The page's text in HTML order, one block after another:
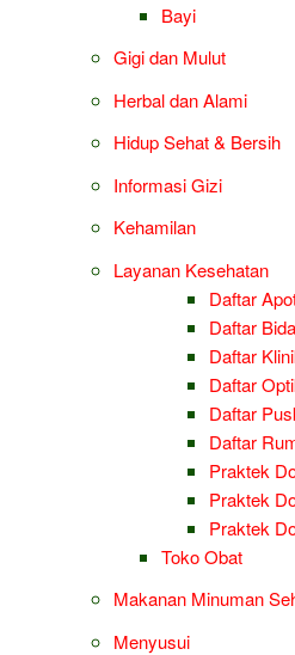
Bayi
Gigi dan Mulut
Herbal dan Alami
Hidup Sehat & Bersih
Informasi Gizi
Kehamilan
Layanan Kesehatan
Daftar
Daftar
Daftar
Daftar
Daftar
Daftar
Praktek
Praktek
Praktek
Toko Obat
Makanan Minuman
Menyusui